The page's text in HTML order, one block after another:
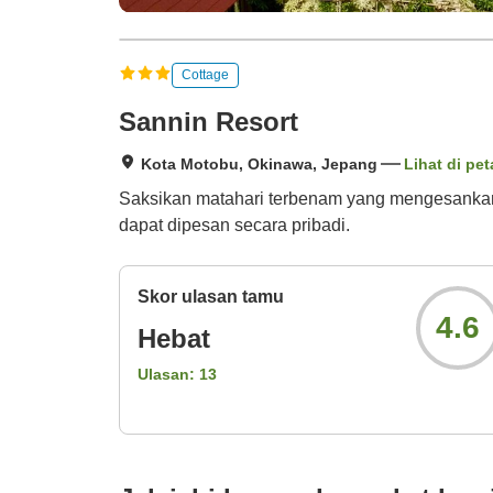
Cottage
Sannin Resort
Kota Motobu, Okinawa, Jepang Lihat di
Saksikan matahari terbenam yang
dapat dipesan secara pribadi.
Skor ulasan tamu
Hebat
Ulasan: 13
4.6